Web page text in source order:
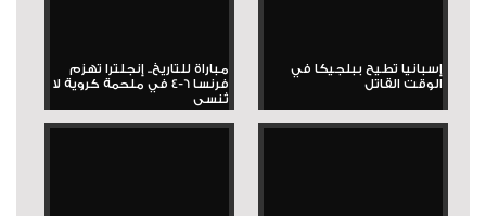
إسبانيا تطيح ببلجيكا في
الوقت القاتل
مباراة للتاريخ.. إنجلترا تهزم
فرنسا 6-4 في ملحمة كروية لا
تُنسى